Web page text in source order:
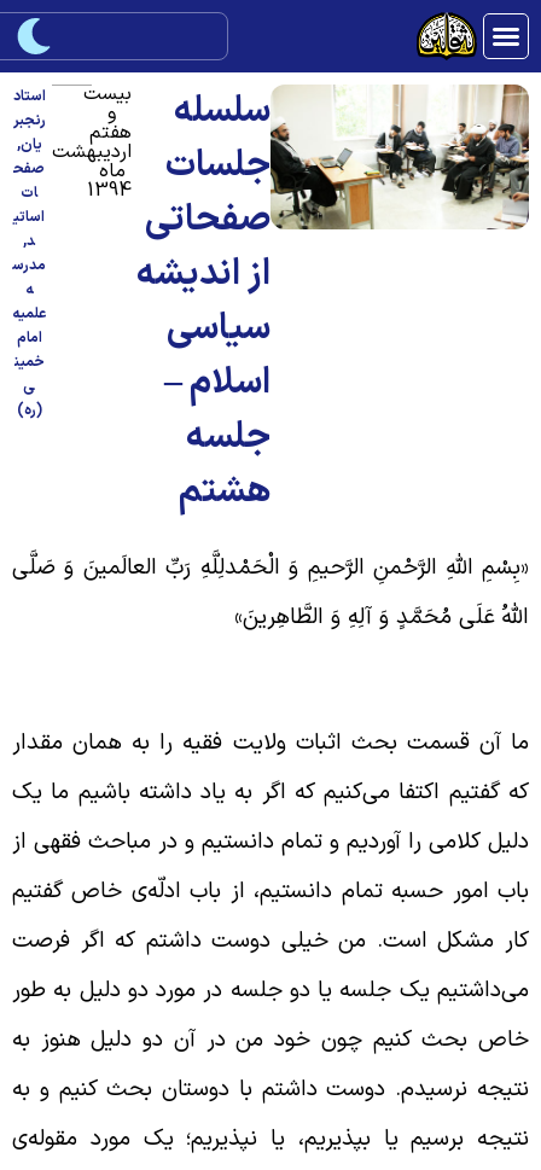
سلسله
جلسات
صفحاتی
از اندیشه
سیاسی
اسلام –
جلسه
هشتم
بیست
و
هفتم
اردیبهشت
ماه
1394
استاد
رنجبر
یان,
صفح
ات
اساتی
مدرس
علمیه
امام
خمین
(ره)
اللَّهِ الرَّحْمنِ الرَّحيمِ‏ وَ الْحَمْدلِلَّهِ رَبِّ العالَمينَ وَ صَلَّى
عَلَى مُحَمَّدٍ وَ آلِهِ وَ الطَّاهِرینَ»
آن قسمت بحث اثبات ولایت فقیه را به همان مقدار
گفتیم اکتفا می‌کنیم که اگر به یاد داشته باشیم ما یک
کلامی را آوردیم و تمام دانستیم و در مباحث فقهی از
امور حسبه تمام دانستیم، از باب ادلّه‌ی خاص گفتیم
مشکل است. من خیلی دوست داشتم که اگر فرصت
یک جلسه یا دو جلسه در مورد دو دلیل به طور
بحث کنیم چون خود من در آن دو دلیل هنوز به
نرسیدم. دوست داشتم با دوستان بحث کنیم و به
برسیم یا بپذیریم، یا نپذیریم؛ یک مورد مقوله‌ی